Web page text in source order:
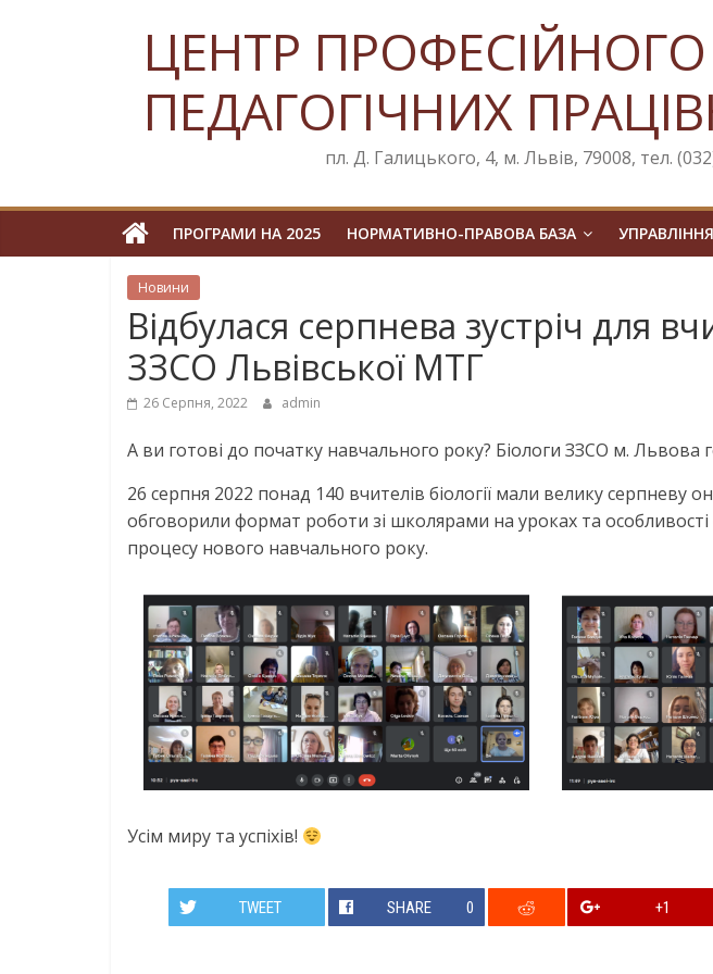
ЦЕНТР
ПЕДАГОГІЧНИХ
пл. Д. Галицького, 4, м. Львів, 79008, тел.
ПРОГРАМИ НА 2025 НОРМАТИВНО-ПРАВОВА БАЗА
Новини
Відбулася серпнева зустріч для
ЗЗСО Львівської МТГ
26 Серпня, 2022 admin
А ви готові до початку навчального року? Біологи ЗЗСО м. Львова
26 серпня 2022 понад 140 вчителів біології мали велику серпневу
обговорили формат роботи зі школярами на уроках та особливості
процесу нового навчального року.
Усім миру та успіхів!
TWEET SHARE 0 +1